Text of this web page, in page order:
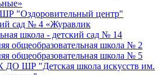
"Оздоровительный центр"
сад № 4 «Журавлик
школа - детский сад № 14
общеобразовательная школа № 2
общеобразовательная школа № 5
ШР "Детская школа искусств им.